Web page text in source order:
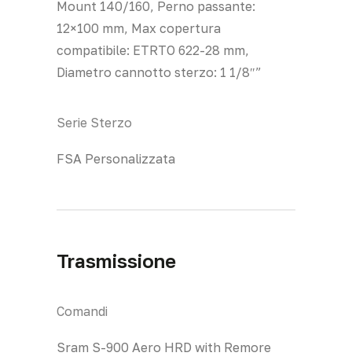
Mount 140/160, Perno passante:
12×100 mm, Max copertura
compatibile: ETRTO 622-28 mm,
Diametro cannotto sterzo: 1 1/8″”
Serie Sterzo
FSA Personalizzata
Trasmissione
Comandi
Sram S-900 Aero HRD with Remore